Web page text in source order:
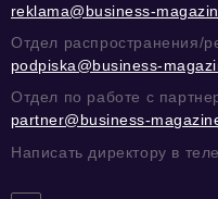
reklama@business-
Отдел распространения/
podpiska@business-
Отдел по работе с
partner@business-
Написать директору в